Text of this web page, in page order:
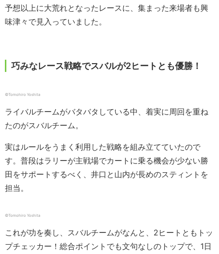
予想以上に大荒れとなったレースに、集まった来場者も興
味津々で見入っていました。
巧みなレース戦略でスバルが2ヒートとも優勝！
©︎Tomohiro Yoshita
ライバルチームがバタバタしている中、着実に周回を重ね
たのがスバルチーム。
実はルールをうまく利用した戦略を組み立てていたので
す。普段はラリーが主戦場でカートに乗る機会が少ない勝
田をサポートするべく、井口と山内が長めのスティントを
担当。
©︎Tomohiro Yoshita
これが功を奏し、スバルチームがなんと、2ヒートともトッ
プチェッカー！総合ポイントでも文句なしのトップで、1日